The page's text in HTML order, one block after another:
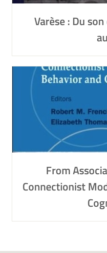
Varèse : Du
From
Connectionist